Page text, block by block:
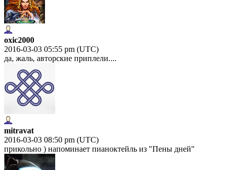
oxic2000
2016-03-03 05:55 pm (UTC)
да, жаль, авторские приплели....
mitravat
2016-03-03 08:50 pm (UTC)
прикольно ) напоминает пианоктейль из "Пены дней"